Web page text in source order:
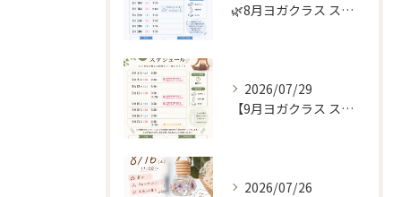
🌿8月ヨガクラス スケジュールのお知らせ🌿
2026/07/29
【9月ヨガクラス スケジュールのお知らせ🌿】
2026/07/26